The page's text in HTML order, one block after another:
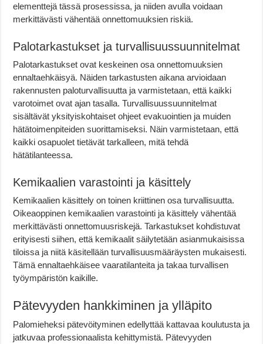
elementtejä tässä prosessissa, ja niiden avulla voidaan
merkittävästi vähentää onnettomuuksien riskiä.
Palotarkastukset ja turvallisuussuunnitelmat
Palotarkastukset ovat keskeinen osa onnettomuuksien
ennaltaehkäisyä. Näiden tarkastusten aikana arvioidaan
rakennusten paloturvallisuutta ja varmistetaan, että kaikki
varotoimet ovat ajan tasalla. Turvallisuussuunnitelmat
sisältävät yksityiskohtaiset ohjeet evakuointien ja muiden
hätätoimenpiteiden suorittamiseksi. Näin varmistetaan, että
kaikki osapuolet tietävät tarkalleen, mitä tehdä
hätätilanteessa.
Kemikaalien varastointi ja käsittely
Kemikaalien käsittely on toinen kriittinen osa turvallisuutta.
Oikeaoppinen kemikaalien varastointi ja käsittely vähentää
merkittävästi onnettomuusriskejä. Tarkastukset kohdistuvat
erityisesti siihen, että kemikaalit säilytetään asianmukaisissa
tiloissa ja niitä käsitellään turvallisuusmääräysten mukaisesti.
Tämä ennaltaehkäisee vaaratilanteita ja takaa turvallisen
työympäristön kaikille.
Pätevyyden hankkiminen ja ylläpito
Palomieheksi pätevöityminen edellyttää kattavaa koulutusta ja
jatkuvaa professionaalista kehittymistä. Pätevyyden